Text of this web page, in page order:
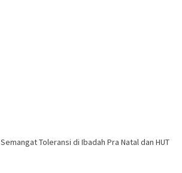
Semangat Toleransi di Ibadah Pra Natal dan HUT